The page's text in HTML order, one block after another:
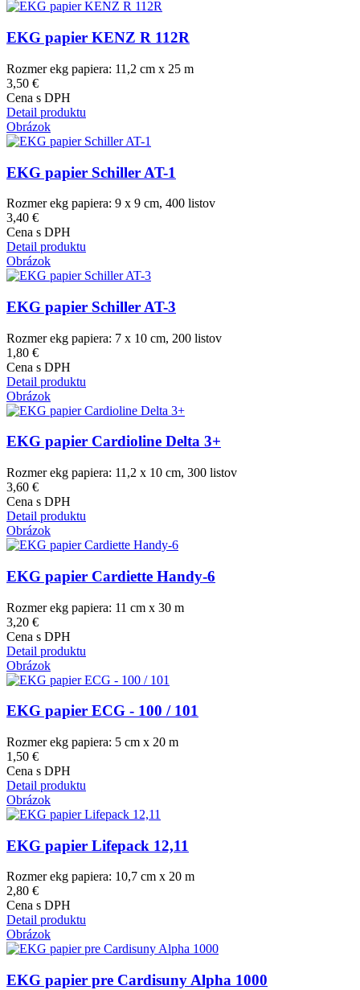
EKG papier KENZ R 112R
Rozmer ekg papiera: 11,2 cm x 25 m
3,50 €
Cena s DPH
Detail produktu
Obrázok
EKG papier Schiller AT-1
Rozmer ekg papiera: 9 x 9 cm, 400 listov
3,40 €
Cena s DPH
Detail produktu
Obrázok
EKG papier Schiller AT-3
Rozmer ekg papiera: 7 x 10 cm, 200 listov
1,80 €
Cena s DPH
Detail produktu
Obrázok
EKG papier Cardioline Delta 3+
Rozmer ekg papiera: 11,2 x 10 cm, 300 listov
3,60 €
Cena s DPH
Detail produktu
Obrázok
EKG papier Cardiette Handy-6
Rozmer ekg papiera: 11 cm x 30 m
3,20 €
Cena s DPH
Detail produktu
Obrázok
EKG papier ECG - 100 / 101
Rozmer ekg papiera: 5 cm x 20 m
1,50 €
Cena s DPH
Detail produktu
Obrázok
EKG papier Lifepack 12,11
Rozmer ekg papiera: 10,7 cm x 20 m
2,80 €
Cena s DPH
Detail produktu
Obrázok
EKG papier pre Cardisuny Alpha 1000